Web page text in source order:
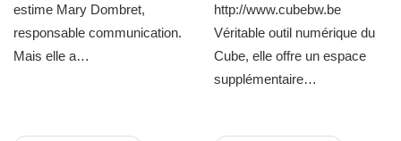
estime Mary Dombret,
responsable communication.
Mais elle a…
http://www.cubebw.be
Véritable outil numérique du
Cube, elle offre un espace
supplémentaire…